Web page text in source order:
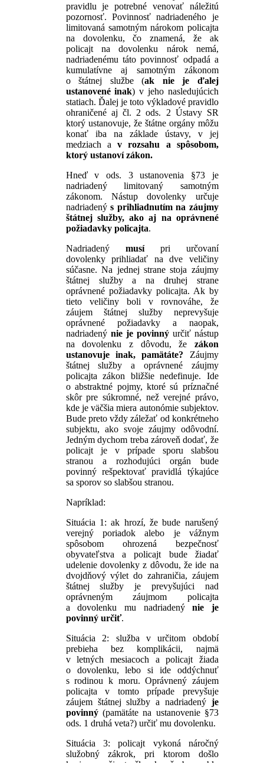
pravidlu je potrebné venovať náležitú
pozornosť. Povinnosť nadriadeného je
limitovaná samotným nárokom policajta
na dovolenku, čo znamená, že ak
policajt na dovolenku nárok nemá,
nadriadenému táto povinnosť odpadá a
kumulatívne aj samotným zákonom
o štátnej službe (ak nie je ďalej
ustanovené inak) v jeho nasledujúcich
statiach. Ďalej je toto výkladové pravidlo
ohraničené aj čl. 2 ods. 2 Ústavy SR
ktorý ustanovuje, že štátne orgány môžu
konať iba na základe ústavy, v jej
medziach av rozsahu a spôsobom,
ktorý ustanoví zákon.
Hneď v ods. 3 ustanovenia §73 je
nadriadený limitovaný samotným
zákonom. Nástup dovolenky určuje
nadriadenýs prihliadnutím na záujmy
štátnej služby, ako aj na oprávnené
požiadavky policajta.
Nadriadený musípri určovaní
dovolenky prihliadať na dve veličiny
súčasne. Na jednej strane stoja záujmy
štátnej služby a na druhej strane
oprávnené požiadavky policajta. Ak by
tieto veličiny boli v rovnováhe, že
záujem štátnej služby neprevyšuje
oprávnené požiadavky a naopak,
nadriadený nie je povinnýurčiť nástup
na dovolenku z dôvodu, že zákon
ustanovuje inak, pamätáte? Záujmy
štátnej služby a oprávnené záujmy
policajta zákon bližšie nedefinuje. Ide
o abstraktné pojmy, ktoré sú príznačné
skôr pre súkromné, než verejné právo,
kde je väčšia miera autonómie subjektov.
Bude preto vždy záležať od konkrétneho
subjektu, ako svoje záujmy odôvodní.
Jedným dychom treba zároveň dodať, že
policajt je v prípade sporu slabšou
stranou a rozhodujúci orgán bude
povinný rešpektovať pravidlá týkajúce
sa sporov so slabšou stranou.
Napríklad:
Situácia 1: ak hrozí, že bude narušený
verejný poriadok alebo je vážnym
spôsobom ohrozená bezpečnosť
obyvateľstva a policajt bude žiadať
udelenie dovolenky z dôvodu, že ide na
dvojdňový výlet do zahraničia, záujem
štátnej služby je prevyšujúci nad
oprávneným záujmom policajta
a dovolenku mu nadriadenýnie je
povinný určiť.
Situácia 2: služba v určitom období
prebieha bez komplikácii, najmä
v letných mesiacoch a policajt žiada
o dovolenku, lebo si ide oddýchnuť
s rodinou k moru. Oprávnený záujem
policajta v tomto prípade prevyšuje
záujem štátnej služby a nadriadený je
povinný (pamätáte na ustanovenie §73
ods. 1 druhá veta?) určiť mu dovolenku.
Situácia 3: policajt vykoná náročný
služobný zákrok, pri ktorom došlo